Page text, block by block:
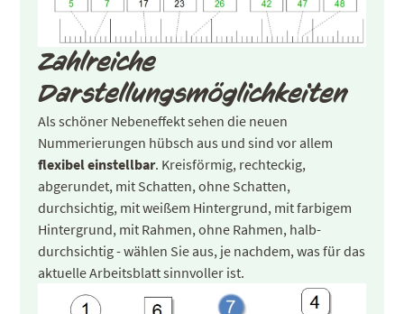
Zahlreiche
Darstellungsmöglichkeiten
Als schöner Nebeneffekt sehen die neuen
Nummerierungen hübsch aus und sind vor allem
flexibel einstellbar. Kreisförmig, rechteckig,
abgerundet, mit Schatten, ohne Schatten,
durchsichtig, mit weißem Hintergrund, mit farbigem
Hintergrund, mit Rahmen, ohne Rahmen, halb-
durchsichtig - wählen Sie aus, je nachdem, was für das
aktuelle Arbeitsblatt sinnvoller ist.